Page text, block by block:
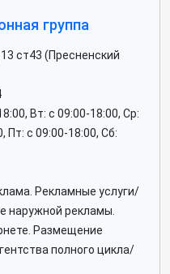
группа
ст43 (Пресненский
Вт: c 09:00-18:00, Ср:
Пт: c 09:00-18:00, Сб:
Рекламные услуги/
наружной рекламы.
Размещение
полного цикла/